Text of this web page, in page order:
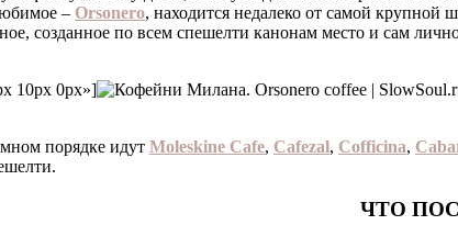
– Orsonero, находится недалеко от самой крупной
созданное по всем спешелти канонам место и сам
10px 0px»]
порядке идут Moleskine Cafe, Cafezal, Cofficina,
ЧТО